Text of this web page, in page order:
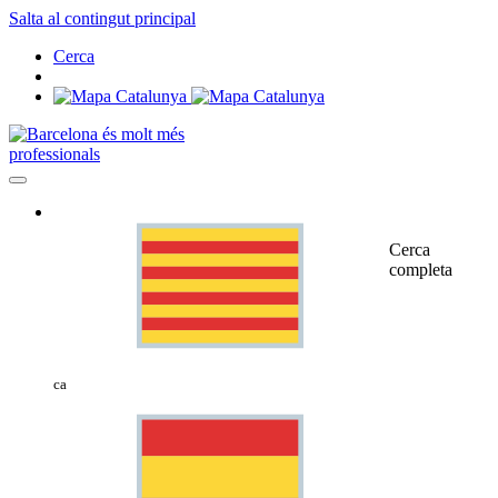
Salta al contingut principal
Cerca
professionals
ca
Cerca
completa